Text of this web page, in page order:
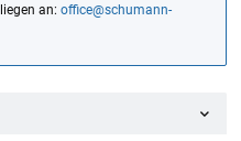
an: office@schumann-